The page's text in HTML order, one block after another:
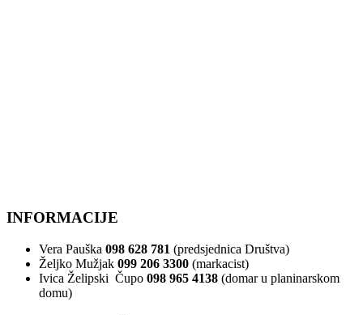
INFORMACIJE
Vera Pauška 098 628 781 (predsjednica Društva)
Željko Mužjak 099 206 3300 (markacist)
Ivica Želipski Čupo 098 965 4138 (domar u planinarskom
domu)